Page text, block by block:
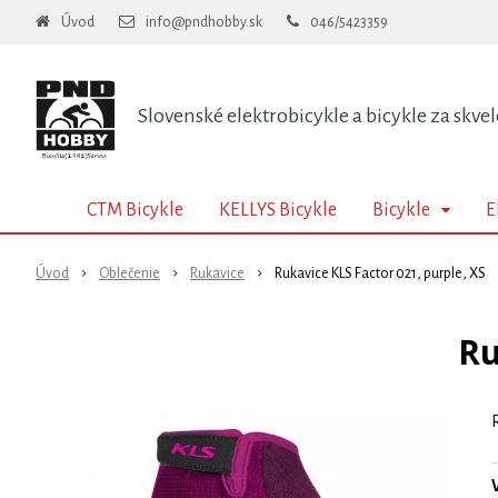
Slovenské elektrobicykle a bicykle za
Úvod info@pndhobby.sk 046/5423359
CTM Bicykle KELLYS Bicykle Bicykle
Úvod Oblečenie Rukavice Rukavice KLS Factor 021, purple, XS